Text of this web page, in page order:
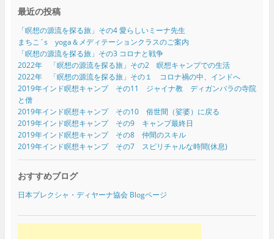
最近の投稿
「瞑想の源流を探る旅」その4 愛らしいミーナ先生
まちこ´s yoga＆メディテーションクラスのご案内
「瞑想の源流を探る旅」その3 コロナと戦争
2022年 「瞑想の源流を探る旅」その2 瞑想キャンプでの生活
2022年 「瞑想の源流を探る旅」その１ コロナ禍の中、インドへ
2019年インド瞑想キャンプ その11 ジャイナ教 ディガンバラの寺院
と僧
2019年インド瞑想キャンプ その10 俗世間（娑婆）に戻る
2019年インド瞑想キャンプ その9 キャンプ最終日
2019年インド瞑想キャンプ その8 仲間のスキル
2019年インド瞑想キャンプ その7 スピリチャルな時間(休息)
おすすめブログ
日本プレクシャ・ディヤーナ協会 Blogページ